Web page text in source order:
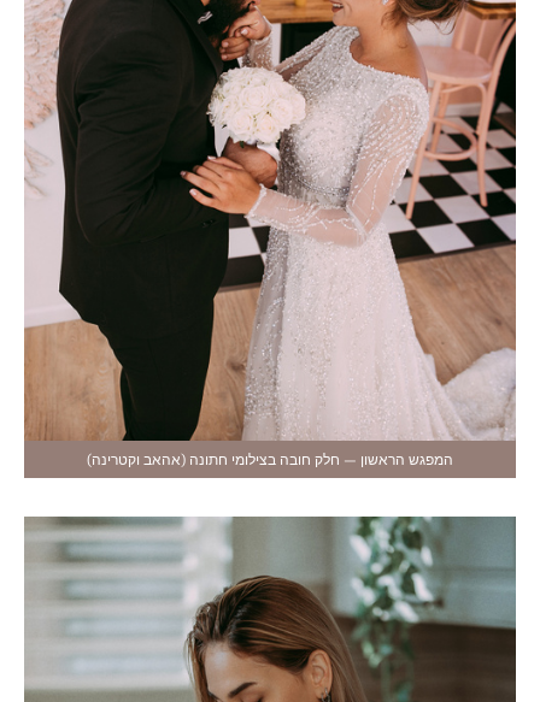
המפגש הראשון — חלק חובה בצילומי חתונה (אהאב וקטרינה)